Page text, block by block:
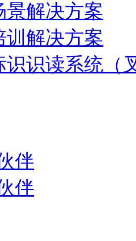
景解决方案
训解决方案
识识读系统（
伴
伴